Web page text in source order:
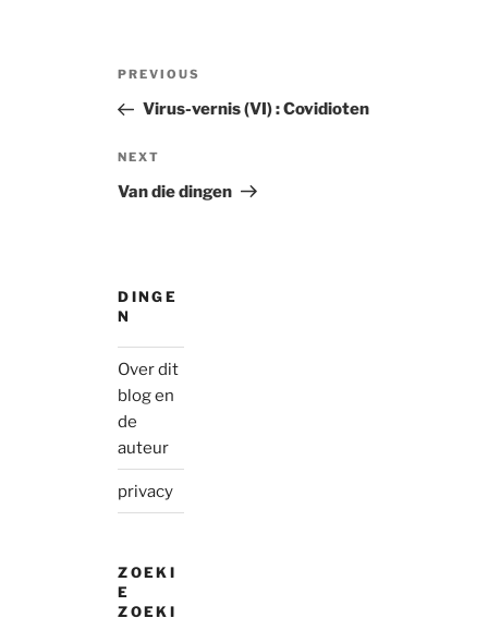
Previous
Post
PREVIOUS
Virus-vernis (VI) : Covidioten
Next
Post
NEXT
Van die dingen
DINGE
N
Over dit
blog en
de
auteur
privacy
ZOEKI
E
ZOEKI